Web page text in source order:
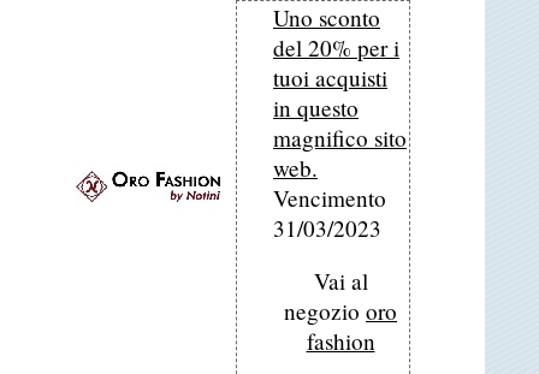
Uno sconto
del 20% per i
tuoi acquisti
in questo
magnifico sito
web.
Vencimento
31/03/2023
Vai al
negozio oro
fashion